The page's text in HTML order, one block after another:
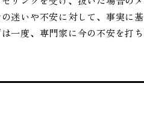
迷いや不安に対して、事実に
一度、専門家に今の不安を打